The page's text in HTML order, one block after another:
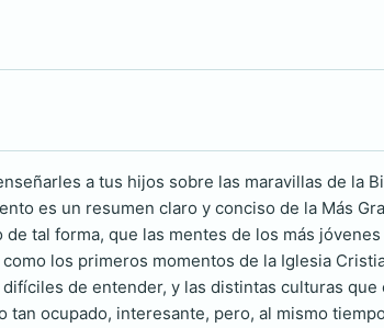
a tus hijos sobre las maravillas de la
es un resumen claro y conciso de la Más
tal forma, que las mentes de los más
los primeros momentos de la Iglesia
de entender, y las distintas culturas
tan ocupado, interesante, pero, al mismo